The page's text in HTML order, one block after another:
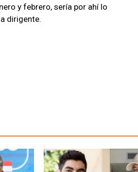
y febrero, sería por ahí lo
dirigente.